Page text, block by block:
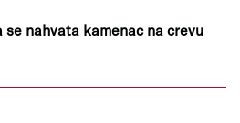
se nahvata kamenac na crevu